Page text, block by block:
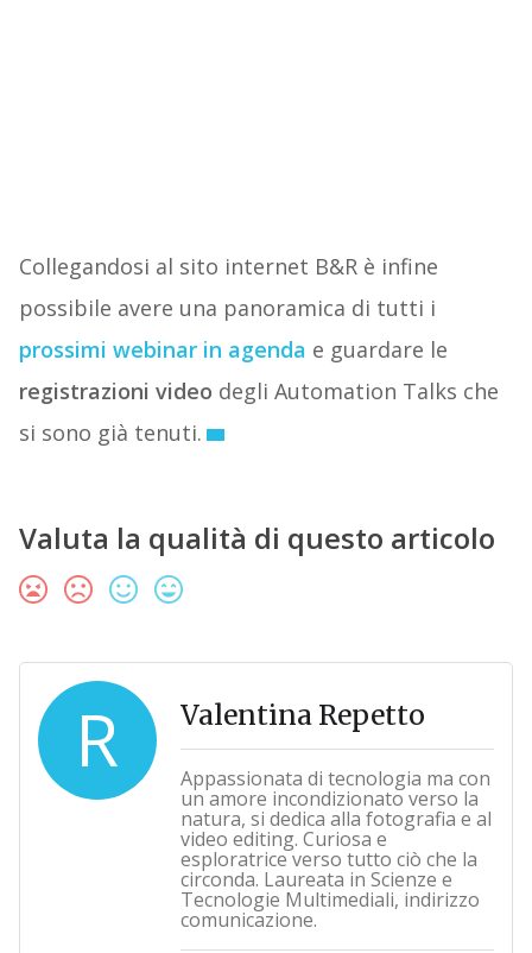
Collegandosi al sito internet B&R è infine
possibile avere una panoramica di tutti i
prossimi webinar in agenda e guardare le
registrazioni video degli Automation Talks che
si sono già tenuti.
Valuta la qualità di questo articolo
R Valentina Repetto
Appassionata di tecnologia ma con
un amore incondizionato verso la
natura, si dedica alla fotografia e al
video editing. Curiosa e
esploratrice verso tutto ciò che la
circonda. Laureata in Scienze e
Tecnologie Multimediali, indirizzo
comunicazione.